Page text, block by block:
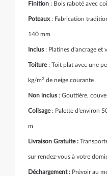
Finition : Bois raboté avec
Poteaux: Fabrication
140 mm
Inclus: Platines d'ancrage et
Toiture: Toit plat avec une
kg/m2 de neige courante
Non inclus: Gouttière,
Colisage: Palette d'environ
m
Livraison Gratuite :
sur rendez-vous à votre
Déchargement : Prévoir au